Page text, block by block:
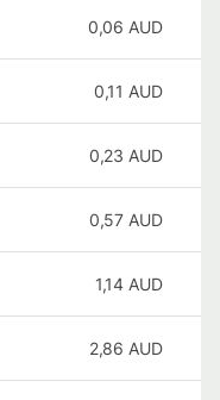
0,06 AUD
0,11 AUD
0,23 AUD
0,57 AUD
1,14 AUD
2,86 AUD